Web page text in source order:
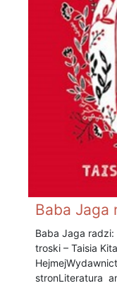
Baba Jaga
Baba Jaga
troski – Taisia
Hejmej
stronLiteratura